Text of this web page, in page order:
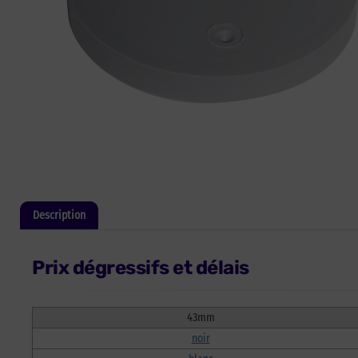
Description
Prix dégressifs et délais
43mm
noir